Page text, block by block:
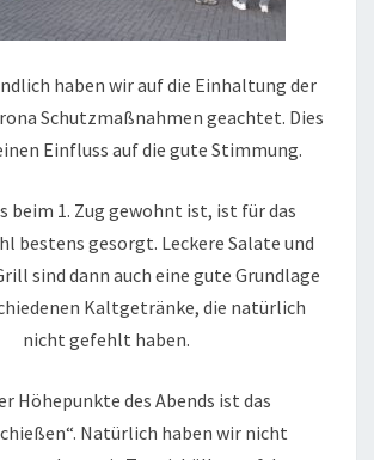
haben wir auf die Einhaltung der
Schutzmaßnahmen geachtet. Dies
Einfluss auf die gute Stimmung.
beim 1. Zug gewohnt ist, ist für das
bestens gesorgt. Leckere Salate und
sind dann auch eine gute Grundlage
Kaltgetränke, die natürlich
nicht gefehlt haben.
Höhepunkte des Abends ist das
Natürlich haben wir nicht